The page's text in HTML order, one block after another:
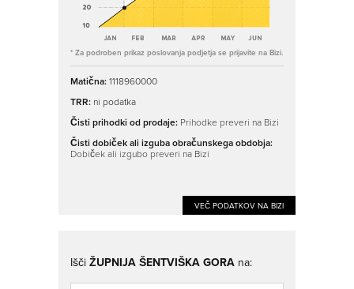
* Za podroben prikaz poslovanja podjetja se prijavite na Bizi.
Matična:1118960000
TRR: ni podatka
Čisti prihodki od prodaje: Prihodke preveri na Bizi
Čisti dobiček ali izguba obračunskega obdobja:
Dobiček ali izgubo preveri na Bizi
VEČ PODATKOV NA BIZI
Išči ŽUPNIJA ŠENTVIŠKA GORA na: